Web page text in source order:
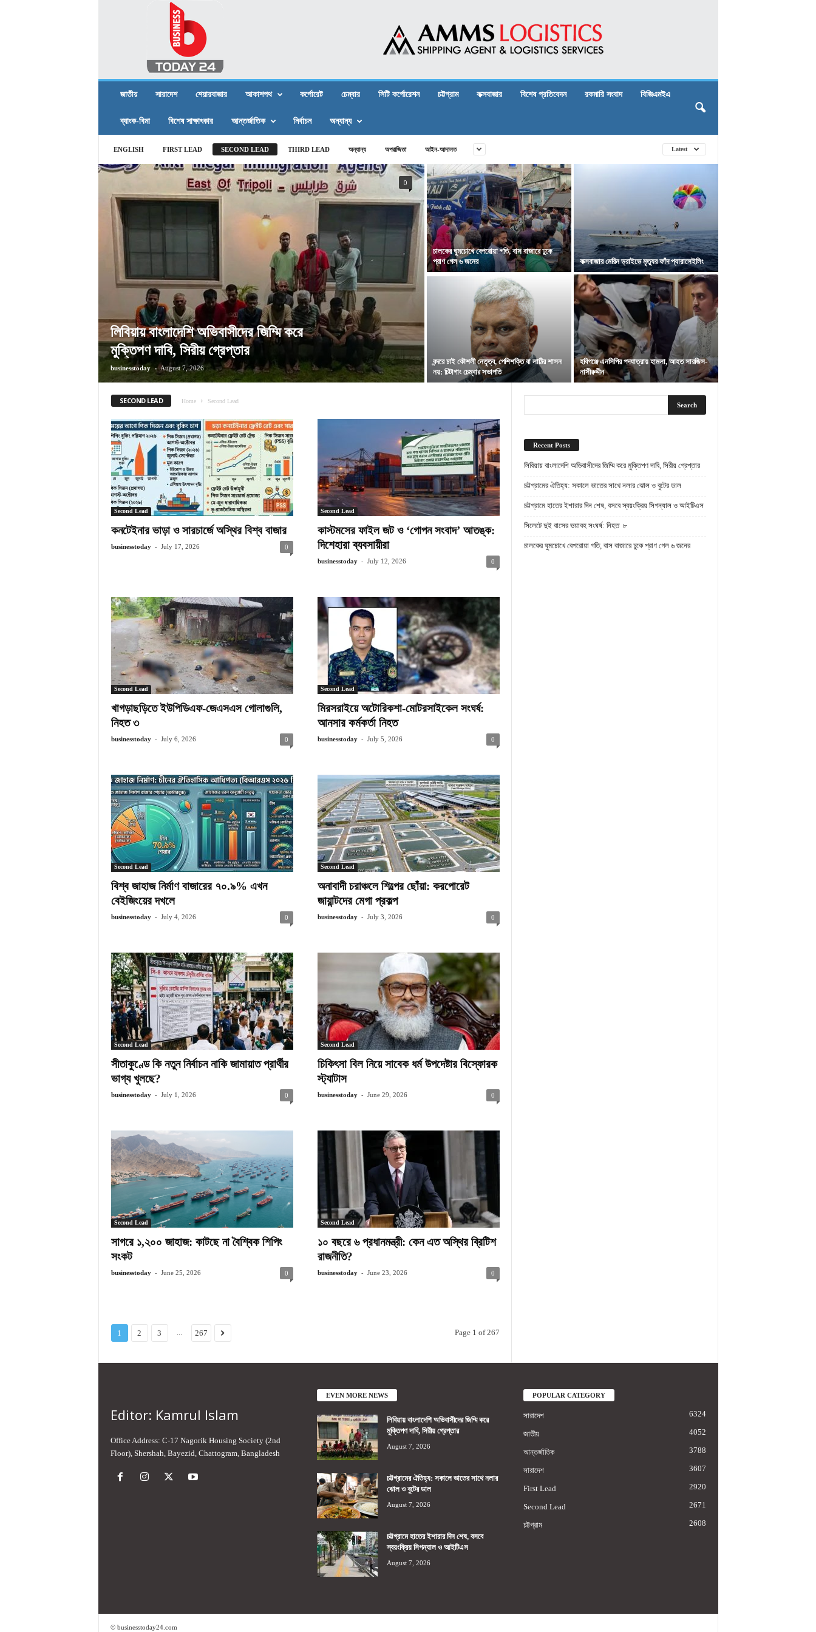
Y
জাতীয় সারাদেশ শেয়ারবাজার আকাশপথ কর্পোরেট চেম্বার সিটি কর্পোরেশন চট্টগ্রাম কক্সবাজার বিশেষ প্রতিবেদন রকমারি সংবাদ বিজিএমইএ
ব্যাংক-বিমা বিশেষ সাক্ষাৎকার আন্তর্জাতিক নির্বাচন অন্যান্য
ENGLISH FIRST LEAD SECOND LEAD THIRD LEAD অন্যান্য অপরাজিতা আইন-আদালত Latest
লিবিয়ায় বাংলাদেশি অভিবাসীদের জিম্মি করে
মুক্তিপণ দাবি, সিরীয় গ্রেপ্তার
businesstoday - August 7, 2026
0
চালকের ঘুমচোখে বেপরোয়া গতি, বাস বাজারে ঢুকে
প্রাণ গেল ৬ জনের
কক্সবাজার মেরিন ড্রাইভে মৃত্যুর ফাঁদ প্যারাসেইলিং
বন্দরে চাই কৌশলী নেতৃত্ব, পেশিশক্তি বা লাঠির শাসন
নয়: চিটাগাং চেম্বার সভাপতি
হবিগঞ্জে এনসিপির পদযাত্রায় হামলা, আহত সারজিস-
নাসীরুদ্দীন
SECOND LEAD Home Second Lead
Second Lead
কনটেইনার ভাড়া ও সারচার্জে অস্থির বিশ্ব বাজার
businesstoday - July 17, 2026 0
Second Lead
কাস্টমসের ফাইল জট ও ‘গোপন সংবাদ’ আতঙ্ক:
দিশেহারা ব্যবসায়ীরা
businesstoday - July 12, 2026 0
Second Lead
খাগড়াছড়িতে ইউপিডিএফ-জেএসএস গোলাগুলি,
নিহত ৩
businesstoday - July 6, 2026 0
Second Lead
মিরসরাইয়ে অটোরিকশা-মোটরসাইকেল সংঘর্ষ:
আনসার কর্মকর্তা নিহত
businesstoday - July 5, 2026 0
Second Lead
বিশ্ব জাহাজ নির্মাণ বাজারের ৭০.৯% এখন
বেইজিংয়ের দখলে
businesstoday - July 4, 2026 0
Second Lead
অনাবাদী চরাঞ্চলে শিল্পের ছোঁয়া: করপোরেট
জায়ান্টদের মেগা প্রকল্প
businesstoday - July 3, 2026 0
Second Lead
সীতাকুণ্ডে কি নতুন নির্বাচন নাকি জামায়াত প্রার্থীর
ভাগ্য খুলছে?
businesstoday - July 1, 2026 0
Second Lead
চিকিৎসা বিল নিয়ে সাবেক ধর্ম উপদেষ্টার বিস্ফোরক
স্ট্যাটাস
businesstoday - June 29, 2026 0
Second Lead
সাগরে ১,২০০ জাহাজ: কাটছে না বৈশ্বিক শিপিং
সংকট
businesstoday - June 25, 2026 0
Second Lead
১০ বছরে ৬ প্রধানমন্ত্রী: কেন এত অস্থির ব্রিটিশ
রাজনীতি?
businesstoday - June 23, 2026 0
1 2 3 ... 267 Page 1 of 267
Recent Posts
লিবিয়ায় বাংলাদেশি অভিবাসীদের জিম্মি করে মুক্তিপণ দাবি, সিরীয় গ্রেপ্তার
চট্টগ্রামের ঐতিহ্য: সকালে ভাতের সাথে নলার ঝোল ও বুটের ডাল
চট্টগ্রামে হাতের ইশারার দিন শেষ, বসবে স্বয়ংক্রিয় সিগন্যাল ও আইটিএস
সিলেটে দুই বাসের ভয়াবহ সংঘর্ষ: নিহত ৮
চালকের ঘুমচোখে বেপরোয়া গতি, বাস বাজারে ঢুকে প্রাণ গেল ৬ জনের
Editor: Kamrul Islam
Office Address: C-17 Nagorik Housing Society (2nd
Floor), Shershah, Bayezid, Chattogram, Bangladesh
EVEN MORE NEWS
লিবিয়ায় বাংলাদেশি অভিবাসীদের জিম্মি করে
মুক্তিপণ দাবি, সিরীয় গ্রেপ্তার
August 7, 2026
চট্টগ্রামের ঐতিহ্য: সকালে ভাতের সাথে নলার
ঝোল ও বুটের ডাল
August 7, 2026
চট্টগ্রামে হাতের ইশারার দিন শেষ, বসবে
স্বয়ংক্রিয় সিগন্যাল ও আইটিএস
August 7, 2026
POPULAR CATEGORY
সারাদেশ 6324
জাতীয় 4052
আন্তর্জাতিক 3788
সারাদেশ 3607
First Lead 2920
Second Lead 2671
চট্টগ্রাম 2608
© businesstoday24.com